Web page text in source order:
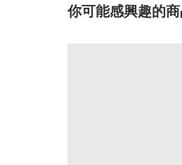
你可能感興趣的